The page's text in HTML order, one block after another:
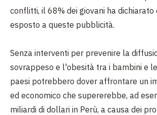
conflitti, il 68% dei giovani ha dichiarato
esposto a queste pubblicità.
Senza interventi per prevenire la
sovrappeso e l'obesità tra i bambini e
paesi potrebbero dover affrontare un
ed economico che supererebbe, ad
miliardi di dollari in Perù, a causa dei